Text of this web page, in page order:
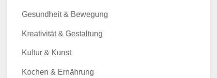
Gesundheit & Bewegung
Kreativität & Gestaltung
Kultur & Kunst
Kochen & Ernährung